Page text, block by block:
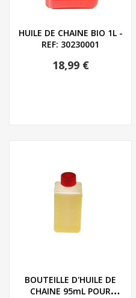
HUILE DE CHAINE BIO 1L -
REF: 30230001
18,99 €
BOUTEILLE D'HUILE DE
CHAINE 95mL POUR